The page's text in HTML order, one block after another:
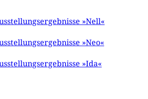
»Nell«
»Neo«
»Ida«